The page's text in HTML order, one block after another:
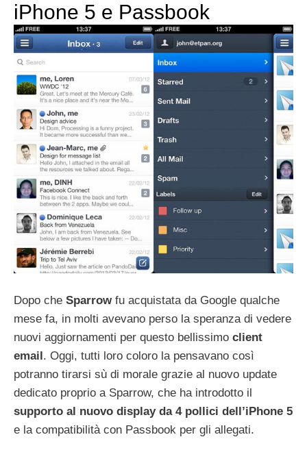
iPhone 5 e Passbook
Dopo che Sparrow fu acquistata da Google qualche
mese fa, in molti avevano perso la speranza di vedere
nuovi aggiornamenti per questo bellissimo client
email. Oggi, tutti loro coloro la pensavano così
potranno tirarsi sù di morale grazie al nuovo update
dedicato proprio a Sparrow, che ha introdotto il
supporto al nuovo display da 4 pollici dell’iPhone 5
e la compatibilità con Passbook per gli allegati.